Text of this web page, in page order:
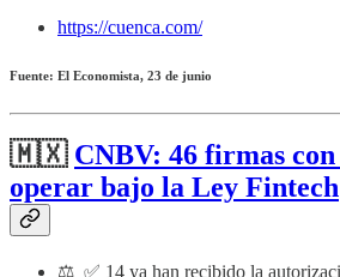
https://cuenca.com/
Fuente: El Economista, 23 de junio
🇲🇽 CNBV: 46 firmas
operar bajo la Ley Fintech
⚖️ ✅ 14 ya han recibido la